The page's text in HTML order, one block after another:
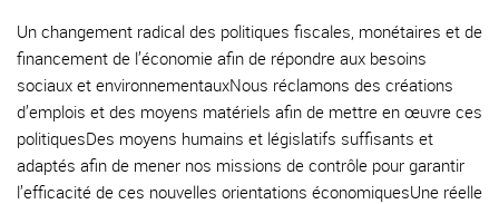
Un changement radical des politiques fiscales, monétaires et de
financement de l’économie afin de répondre aux besoins
sociaux et environnementauxNous réclamons des créations
d’emplois et des moyens matériels afin de mettre en œuvre ces
politiquesDes moyens humains et législatifs suffisants et
adaptés afin de mener nos missions de contrôle pour garantir
l’efficacité de ces nouvelles orientations économiquesUne réelle